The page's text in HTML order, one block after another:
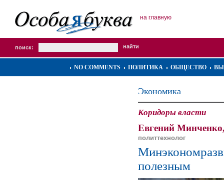
на главную
поиск:
NO COMMENTS ПОЛИТИКА ОБЩЕСТВО
Экономика
Коридоры власти
Евгений
политтехнолог
полезным